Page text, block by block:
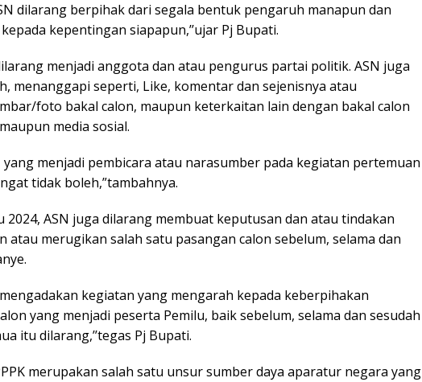
dilarang berpihak dari segala bentuk pengaruh manapun dan
kepentingan siapapun,’’ujar Pj Bupati.
menjadi anggota dan atau pengurus partai politik. ASN juga
menanggapi seperti, Like, komentar dan sejenisnya atau
foto bakal calon, maupun keterkaitan lain dengan bakal calon
maupun media sosial.
yang menjadi pembicara atau narasumber pada kegiatan pertemuan
tidak boleh,”tambahnya.
2024, ASN juga dilarang membuat keputusan dan atau tindakan
atau merugikan salah satu pasangan calon sebelum, selama dan
mengadakan kegiatan yang mengarah kepada keberpihakan
yang menjadi peserta Pemilu, baik sebelum, selama dan sesudah
itu dilarang,’’tegas Pj Bupati.
merupakan salah satu unsur sumber daya aparatur negara yang